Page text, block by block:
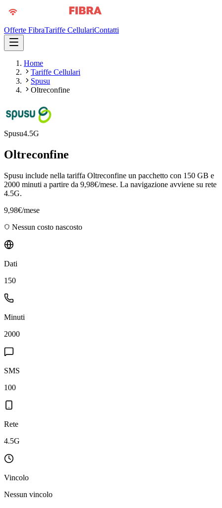
Offerte FibraTariffe CellulariContatti
Home
Tariffe Cellulari
Spusu
Oltreconfine
Spusu4.5G
Oltreconfine
Spusu include nella tariffa Oltreconfine un pacchetto con 150 GB e
2000 minuti a partire da 9,98€/mese. La navigazione avviene su rete
4.5G.
9,98€/mese
Nessun costo nascosto
Dati
150
Minuti
2000
SMS
100
Rete
4.5G
Vincolo
Nessun vincolo